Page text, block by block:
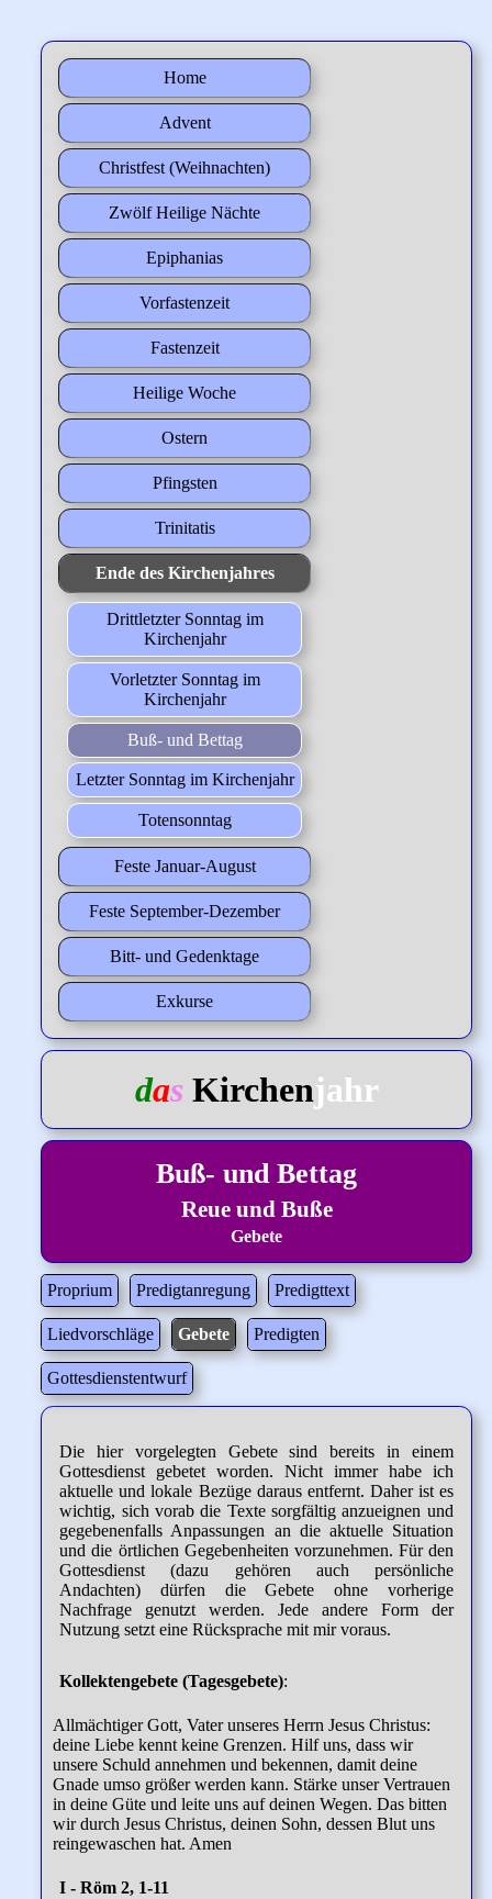
Home
Advent
Christfest (Weihnachten)
Zwölf Heilige Nächte
Epiphanias
Vorfastenzeit
Fastenzeit
Heilige Woche
Ostern
Pfingsten
Trinitatis
Ende des Kirchenjahres
Drittletzter Sonntag im
Kirchenjahr
Vorletzter Sonntag im
Kirchenjahr
Buß- und Bettag
Letzter Sonntag im Kirchenjahr
Totensonntag
Feste Januar-August
Feste September-Dezember
Bitt- und Gedenktage
Exkurse
das Kirchenjahr
Buß- und Bettag
Reue und Buße
Gebete
Proprium Predigtanregung Predigttext
Liedvorschläge Gebete Predigten
Gottesdienstentwurf
Die hier vorgelegten Gebete sind bereits in einem
Gottesdienst gebetet worden. Nicht immer habe ich
aktuelle und lokale Bezüge daraus entfernt. Daher ist es
wichtig, sich vorab die Texte sorgfältig anzueignen und
gegebenenfalls Anpassungen an die aktuelle Situation
und die örtlichen Gegebenheiten vorzunehmen. Für den
Gottesdienst (dazu gehören auch persönliche
Andachten) dürfen die Gebete ohne vorherige
Nachfrage genutzt werden. Jede andere Form der
Nutzung setzt eine Rücksprache mit mir voraus.
Kollektengebete (Tagesgebete):
Allmächtiger Gott, Vater unseres Herrn Jesus Christus:
deine Liebe kennt keine Grenzen. Hilf uns, dass wir
unsere Schuld annehmen und bekennen, damit deine
Gnade umso größer werden kann. Stärke unser Vertrauen
in deine Güte und leite uns auf deinen Wegen. Das bitten
wir durch Jesus Christus, deinen Sohn, dessen Blut uns
reingewaschen hat. Amen
I - Röm 2, 1-11